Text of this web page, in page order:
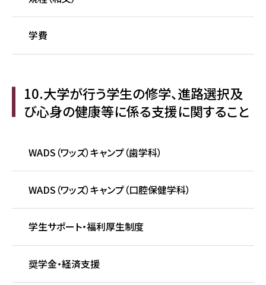
学費
10.大学が行う学生の修学、進路選択及
び心身の健康等に係る支援に関すること
WADS（ワッズ）キャンプ（歯学科）
WADS（ワッズ）キャンプ（口腔保健学科）
学生サポート・福利厚生制度
奨学金・経済支援